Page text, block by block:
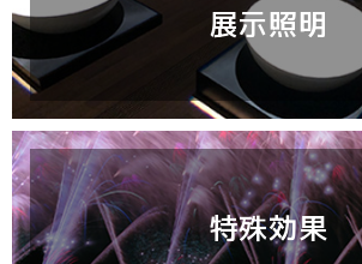
展示照明
特殊効果